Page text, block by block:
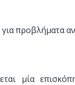
για προβλήματα
μία